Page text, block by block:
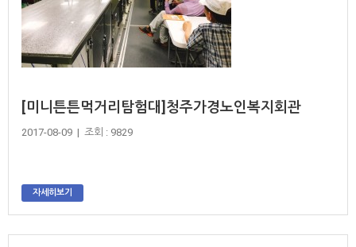
[미니튼튼먹거리탐험대]청주가경노인복지회관
2017-08-09 | 조회 : 9829
자세히보기